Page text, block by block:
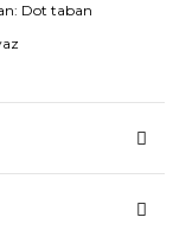
Dot taban